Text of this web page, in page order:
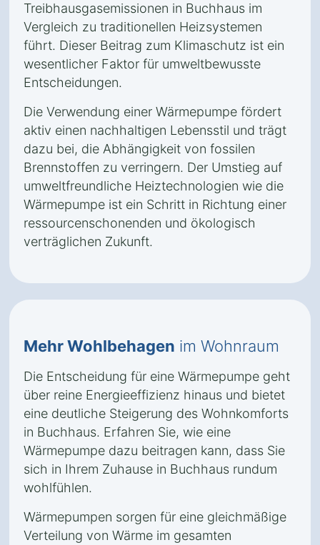
Treibhausgasemissionen in Buchhaus im
Vergleich zu traditionellen Heizsystemen
führt. Dieser Beitrag zum Klimaschutz ist ein
wesentlicher Faktor für umweltbewusste
Entscheidungen.
Die Verwendung einer Wärmepumpe fördert
aktiv einen nachhaltigen Lebensstil und trägt
dazu bei, die Abhängigkeit von fossilen
Brennstoffen zu verringern. Der Umstieg auf
umweltfreundliche Heiztechnologien wie die
Wärmepumpe ist ein Schritt in Richtung einer
ressourcenschonenden und ökologisch
verträglichen Zukunft.
Mehr Wohlbehagen im Wohnraum
Die Entscheidung für eine Wärmepumpe geht
über reine Energieeffizienz hinaus und bietet
eine deutliche Steigerung des Wohnkomforts
in Buchhaus. Erfahren Sie, wie eine
Wärmepumpe dazu beitragen kann, dass Sie
sich in Ihrem Zuhause in Buchhaus rundum
wohlfühlen.
Wärmepumpen sorgen für eine gleichmäßige
Verteilung von Wärme im gesamten